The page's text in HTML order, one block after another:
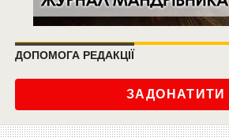
ДОПОМОГА РЕДАКЦІЇ
ЗАДОНАТИТИ